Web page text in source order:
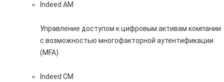
Indeed AM
Управление доступом к цифровым активам компании
с возможностью многофакторной аутентификации
(MFA)
Indeed CM